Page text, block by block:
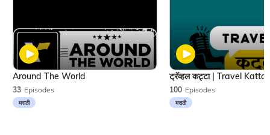
33 Episodes
मराठी
Around The World
100 Episodes
मराठी